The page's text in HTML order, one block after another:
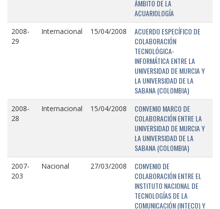
ÁMBITO DE LA
ACUARIOLOGÍA
2008-
29
Internacional 15/04/2008
ACUERDO ESPECÍFICO DE
COLABORACIÓN
TECNOLÓGICA-
INFORMÁTICA ENTRE LA
UNIVERSIDAD DE MURCIA Y
LA UNIVERSIDAD DE LA
SABANA (COLOMBIA)
2008-
28
Internacional 15/04/2008
CONVENIO MARCO DE
COLABORACIÓN ENTRE LA
UNIVERSIDAD DE MURCIA Y
LA UNIVERSIDAD DE LA
SABANA (COLOMBIA)
2007-
203
Nacional 27/03/2008
CONVENIO DE
COLABORACIÓN ENTRE EL
INSTITUTO NACIONAL DE
TECNOLOGÍAS DE LA
COMUNICACIÓN (INTECO) Y